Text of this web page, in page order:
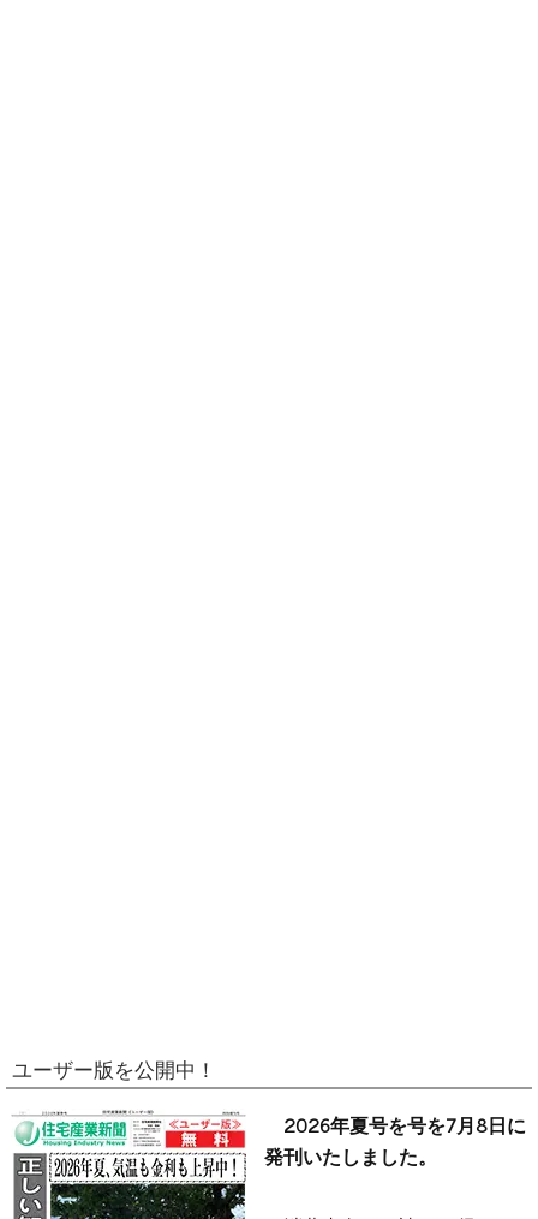
ユーザー版を公開中！
2026年夏号を号を7月8日に
発刊いたしました。